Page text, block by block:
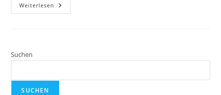
Weiterlesen Marcus
Held
Ein
Deutschland
Suchen
SUCHEN